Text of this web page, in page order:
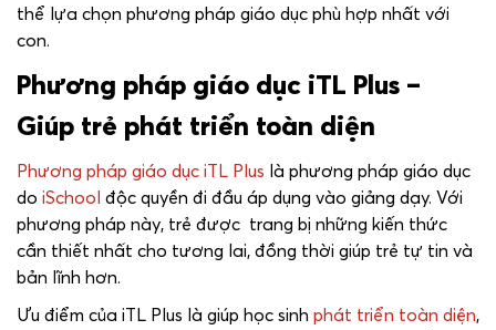
thể lựa chọn phương pháp giáo dục phù hợp nhất với
con.
Phương pháp giáo dục iTL Plus –
Giúp trẻ phát triển toàn diện
Phương pháp giáo dục iTL Plus là phương pháp giáo dục
do iSchool độc quyền đi đầu áp dụng vào giảng dạy. Với
phương pháp này, trẻ được trang bị những kiến thức
cần thiết nhất cho tương lai, đồng thời giúp trẻ tự tin và
bản lĩnh hơn.
Ưu điểm của iTL Plus là giúp học sinh phát triển toàn diện,